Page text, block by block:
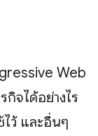
Web
จได้อย่างไร
ว้ และอื่นๆ